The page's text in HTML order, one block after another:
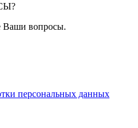
Ваши вопросы.
персональных данных